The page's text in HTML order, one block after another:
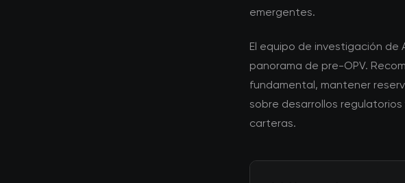
emergentes.
El equipo de investigación de
panorama de pre-OPV.
fundamental, mantener
sobre desarrollos
carteras.